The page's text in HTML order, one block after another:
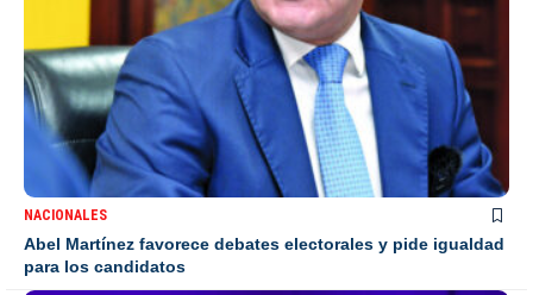
NACIONALES
Abel Martínez favorece debates electorales y pide igualdad
para los candidatos